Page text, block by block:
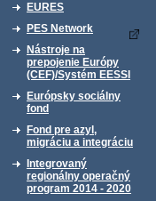
EURES
PES Network
Nástroje na
prepojenie Európy
(CEF)/Systém EESSI
Európsky sociálny
fond
Fond pre azyl,
migráciu a integráciu
Integrovaný
regionálny operačný
program 2014 - 2020